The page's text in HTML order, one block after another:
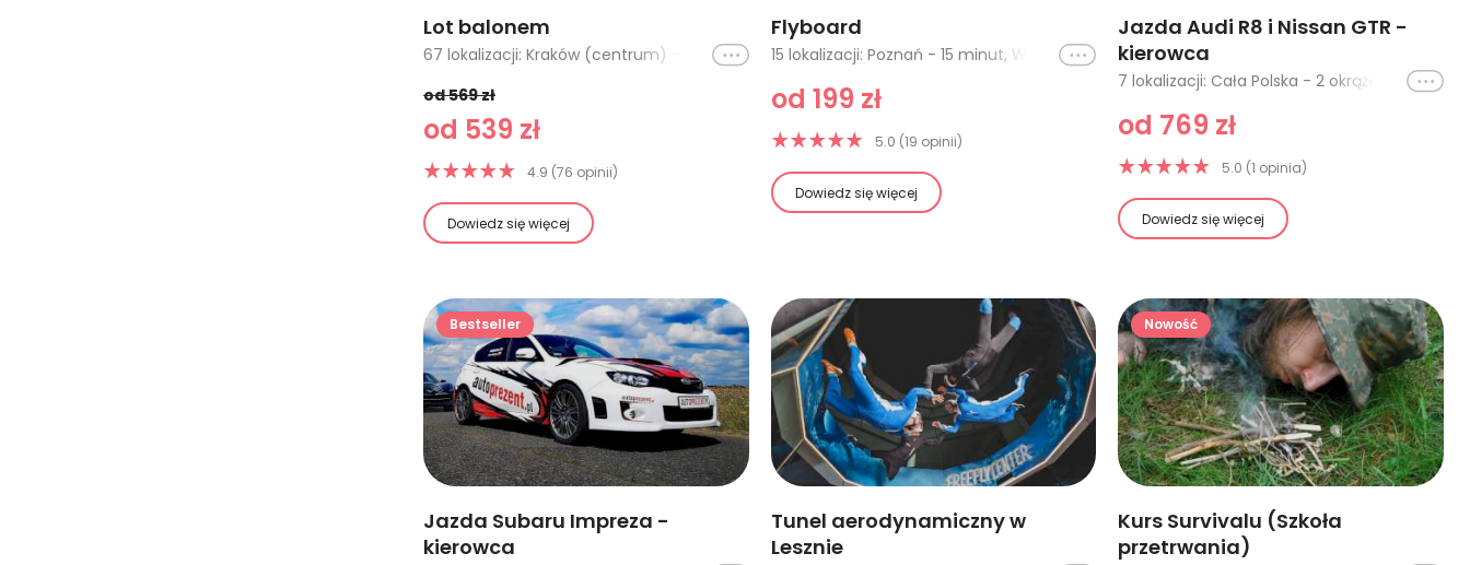
Lot balonem
67 lokalizacji: Kraków (centrum) - lot w tygodniu, Katowice, Lublin I, Częstochowa, Bielsko Biała, Warszawa - lot w tygodniu, Trójmiasto, Białystok, Biebrzański Park Narodowy, Warszawa - lot poranny w tygodniu, Łódź - lot poranny w tygodniu, Wrocław - lot poranny w tygodniu, Opole - lot poranny w tygodniu, Katowice - lot poranny w tygodniu, Kraków - lot poranny w tygodniu, Szczecin - lot poranny w tygodniu, Poznań - lot poranny w tygodniu, Karkonosze - lot poranny w tygodniu, Łódź (lot w tygodniu), Wrocław (lot w tygodniu), Opole (lot w tygodniu), Kraków (lot w tygodniu), Szczecin (lot w tygodniu), Poznań (lot w tygodniu), Karkonosze (lot w tygodniu), Jura Krakowsko-Częstochowska, Nałęczów, Lublin, Kazimierz Dolny, Kraków (centrum) - lot weekendowy, Zakopane - lot w tygodniu, Zakopane - lot weekendowy, Tatry, Opole (lot weekendowy), Kraków (lot weekendowy), Szczecin (lot weekendowy), Łódź (lot weekendowy), Poznań (lot weekendowy), Karkonosze (lot weekendowy), Wrocław (lot weekendowy), Radom, Katowice (lot w tygodniu), Katowice (lot weekendowy), Kazimierz Dolny I, Gdańsk - lot poranny w tygodniu, Lublin - lot poranny w tygodniu, Olsztyn - lot poranny w tygodniu, Gdańsk, Zakopane (lot w tygodniu), Karkonosze - lotporanny weekend, Szczecin - lot poranny w weekend, Gdańsk - lot poranny w weekend, Olsztyn - lot poranny w weekend, Poznań - lot poranny w weekend, Łódź - lot poranny w weekend, Warszawa - lot poranny w weekend, Lublin - lot poranny w weekend, Wrocław - lot poranny w weekend, Opole - poranny w weekend, Kraków - lot poranny w weekend, Katowice - lot poranny w weekend, cała Polska - LAST MINUTE, Zakopane - lot poranny w tygodniu, Zakopane - lot poranny w weekend, Zakopane (lot weekendowy), Olsztyn (lot w tygodniu), Olsztyn (lot weekendowy)
Ikona
od 569 zł
od 539 zł
4.9 (76 opinii)
Dowiedz się więcej
Flyboard
15 lokalizacji: Poznań - 15 minut, Wrocław - 15 minut, Flyboard® z nagraniem - Warszawa - 10 minut, Katowice (Pogoria IV) - 10 minut, Flyboard® z nagraniem - Warszawa - 20 minut, Flyboard® z nagraniem - Warszawa - 30 minut, Katowice (Pogoria IV) - 15 minut, Katowice (Pogoria IV) - 20 minut, Flyboard® z nagraniem - Warszawa - 15 minut, Wrocław - 30 minut, Trójmiasto (REWA) - 15 minut, Trójmiasto (REWA) - 30 minut, Poznań - 30 minut, Warszawa - 15 minut, Warszawa - 30 minut
Ikona
od 199 zł
5.0 (19 opinii)
Dowiedz się więcej
Jazda Audi R8 i Nissan GTR -
kierowca
7 lokalizacji: Cała Polska - 2 okrążenia, Cała Polska - 4 okrążenia, Cała Polska - 8 okrążeń, Cała Polska - 6 okrążeń, Poznań - 2 okrążenia, Poznań - 4 okrążenia, Silesia Ring Tor Główny - 2 okrążenia
Ikona
od 769 zł
5.0 (1 opinia)
Dowiedz się więcej
Bestseller
Jazda Subaru Impreza -
kierowca
Tunel aerodynamiczny w
Lesznie
Nowość
Kurs Survivalu (Szkoła
przetrwania)